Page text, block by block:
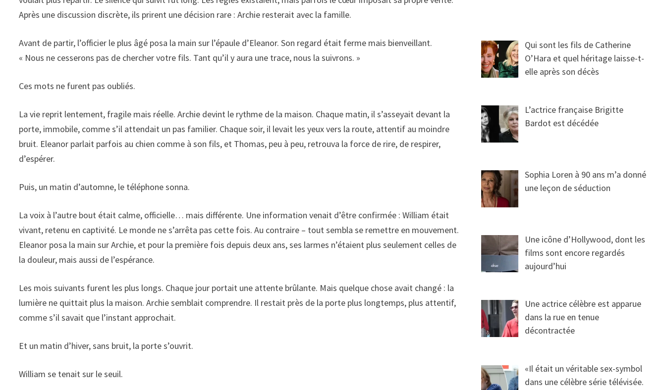
Après une discussion discrète, ils prirent une décision rare : Archie resterait avec la famille.
Avant de partir, l’officier le plus âgé posa la main sur l’épaule d’Eleanor. Son regard était ferme mais bienveillant.
« Nous ne cesserons pas de chercher votre fils. Tant qu’il y aura une trace, nous la suivrons. »
Ces mots ne furent pas oubliés.
La vie reprit lentement, fragile mais réelle. Archie devint le rythme de la maison. Chaque matin, il s’asseyait devant la
porte, immobile, comme s’il attendait un pas familier. Chaque soir, il levait les yeux vers la route, attentif au moindre
bruit. Eleanor parlait parfois au chien comme à son fils, et Thomas, peu à peu, retrouva la force de rire, de respirer,
d’espérer.
Puis, un matin d’automne, le téléphone sonna.
La voix à l’autre bout était calme, officielle… mais différente. Une information venait d’être confirmée : William était
vivant, retenu en captivité. Le monde ne s’arrêta pas cette fois. Au contraire – tout sembla se remettre en mouvement.
Eleanor posa la main sur Archie, et pour la première fois depuis deux ans, ses larmes n’étaient plus seulement celles de
la douleur, mais aussi de l’espérance.
Les mois suivants furent les plus longs. Chaque jour portait une attente brûlante. Mais quelque chose avait changé : la
lumière ne quittait plus la maison. Archie semblait comprendre. Il restait près de la porte plus longtemps, plus attentif,
comme s’il savait que l’instant approchait.
Et un matin d’hiver, sans bruit, la porte s’ouvrit.
William se tenait sur le seuil.
Qui sont les fils de Catherine
O’Hara et quel héritage laisse-t-
elle après son décès
L’actrice française Brigitte
Bardot est décédée
Sophia Loren à 90 ans m’a donné
une leçon de séduction
Une icône d’Hollywood, dont les
films sont encore regardés
aujourd’hui
Une actrice célèbre est apparue
dans la rue en tenue
décontractée
«Il était un véritable sex-symbol
dans une célèbre série télévisée.